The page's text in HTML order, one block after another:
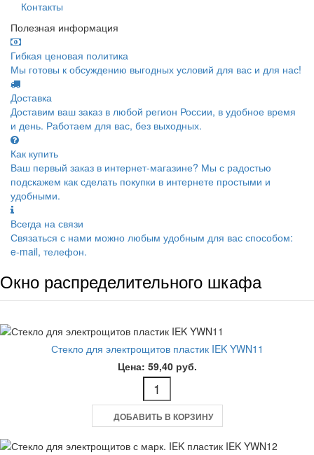
Контакты
Полезная информация
Гибкая ценовая политика
Мы готовы к обсуждению выгодных условий для вас и для нас!
Доставка
Доставим ваш заказ в любой регион России, в удобное время
и день. Работаем для вас, без выходных.
Как купить
Ваш первый заказ в интернет-магазине? Мы с радостью
подскажем как сделать покупки в интернете простыми и
удобными.
Всегда на связи
Связаться с нами можно любым удобным для вас способом:
e-mail, телефон.
Окно распределительного шкафа
Стекло для электрощитов пластик IEK YWN11
Цена: 59,40 руб.
ДОБАВИТЬ В КОРЗИНУ